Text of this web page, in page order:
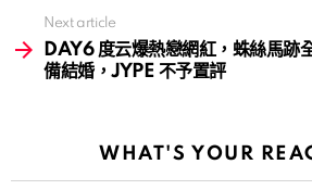
Next article
DAY6 度云爆熱戀網紅，蛛絲馬跡
備結婚，JYPE 不予置評
WHAT'S YOUR